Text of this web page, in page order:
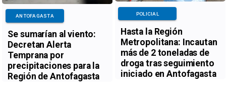
Se sumarían al viento:
Decretan Alerta
Temprana por
precipitaciones para la
Región de Antofagasta
ANTOFAGASTA
Hasta la Región
Metropolitana: Incautan
más de 2 toneladas de
droga tras seguimiento
iniciado en Antofagasta
POLICIAL